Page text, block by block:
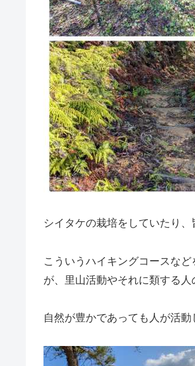
シイタケの栽培をしていたり
こういうハイキングコースな
が、里山活動やそれに類する
自然が豊かであっても人が活